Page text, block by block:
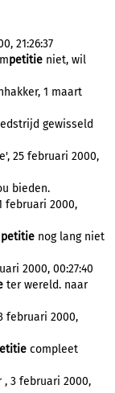
21:26:37
petitie niet, wil
1 maart
gewisseld
25 februari 2000,
bieden.
februari 2000,
petitie nog lang niet
2000, 00:27:40
ter wereld. naar
februari 2000,
compleet
, 3 februari 2000,